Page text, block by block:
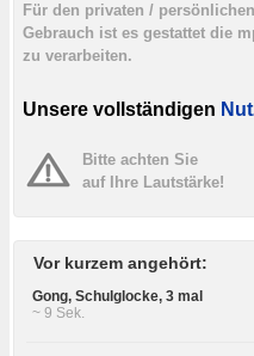
Für den privaten /
Gebrauch ist es gestattet die
zu verarbeiten.
Unsere vollständigen
Bitte achten Sie
auf Ihre Lautstärke!
Vor kurzem angehört:
Gong, Schulglocke, 3 mal
~ 9 Sek.